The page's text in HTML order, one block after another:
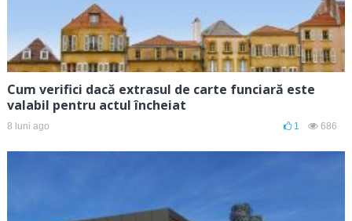
Cum verifici dacă extrasul de carte funciară este
valabil pentru actul încheiat
8 luni ago 1 686